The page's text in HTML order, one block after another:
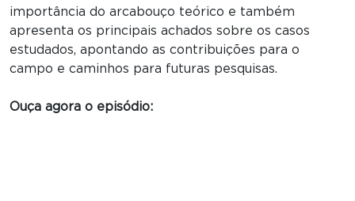
importância do arcabouço teórico e também
apresenta os principais achados sobre os casos
estudados, apontando as contribuições para o
campo e caminhos para futuras pesquisas.
Ouça agora o episódio: